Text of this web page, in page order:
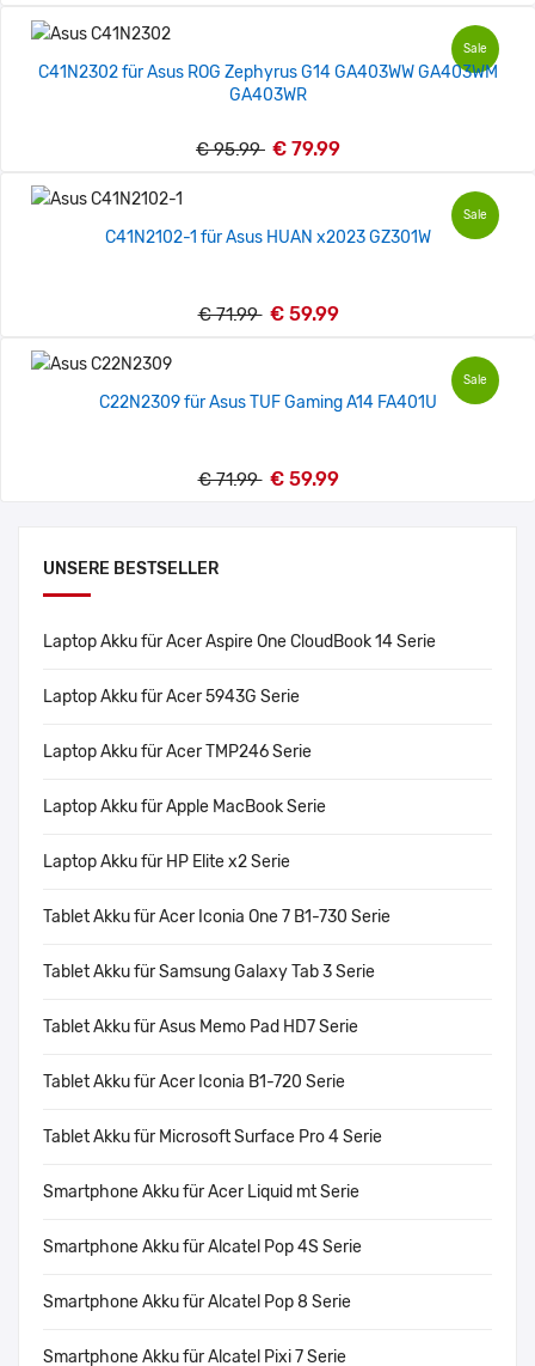
UNSERE BESTSELLER
Laptop Akku für Acer Aspire One CloudBook 14 Serie
Laptop Akku für Acer 5943G Serie
Laptop Akku für Acer TMP246 Serie
Laptop Akku für Apple MacBook Serie
Laptop Akku für HP Elite x2 Serie
Tablet Akku für Acer Iconia One 7 B1-730 Serie
Tablet Akku für Samsung Galaxy Tab 3 Serie
Tablet Akku für Asus Memo Pad HD7 Serie
Tablet Akku für Acer Iconia B1-720 Serie
Tablet Akku für Microsoft Surface Pro 4 Serie
Smartphone Akku für Acer Liquid mt Serie
Smartphone Akku für Alcatel Pop 4S Serie
Smartphone Akku für Alcatel Pop 8 Serie
Smartphone Akku für Alcatel Pixi 7 Serie
Sale
C41N2302 für Asus ROG Zephyrus G14 GA403WW GA403WM
GA403WR
€ 95.99 € 79.99
Sale
C41N2102-1 für Asus HUAN x2023 GZ301W
€ 71.99 € 59.99
Sale
C22N2309 für Asus TUF Gaming A14 FA401U
€ 71.99 € 59.99